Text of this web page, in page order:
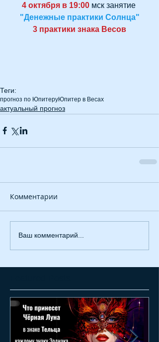
4 октября в 19:00 мск занятие
"Денежные практики Солнца"
3 практики знака Весов​
Теги:
прогноз по ЮпитеруЮпитер в Весах
актуальный прогноз
Комментарии
Ваш комментарий...